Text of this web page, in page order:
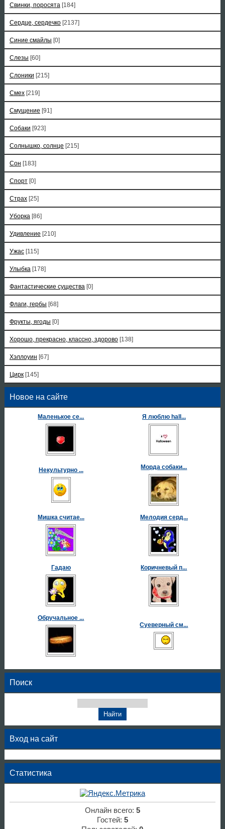
Свинки, поросята [184]
Сердце, сердечко [2137]
Синие смайлы [0]
Слезы [60]
Слоники [215]
Смех [219]
Смущение [91]
Собаки [923]
Солнышко, солнце [215]
Сон [183]
Спорт [0]
Страх [25]
Уборка [86]
Удивление [210]
Ужас [115]
Улыбка [178]
Фантастические существа [0]
Флаги, гербы [68]
Фрукты, ягоды [0]
Хорошо, прекрасно, классно, здорово [138]
Хэллоуин [67]
Цирк [145]
Новое на сайте
Маленькое се... Я люблю hall...
Некультурно ... Морда собаки...
Мишка считае... Мелодия серд...
Гадаю Коричневый п...
Обручальное ...
Суеверный см...
Поиск
Вход на сайт
Статистика
Онлайн всего: 5
Гостей: 5